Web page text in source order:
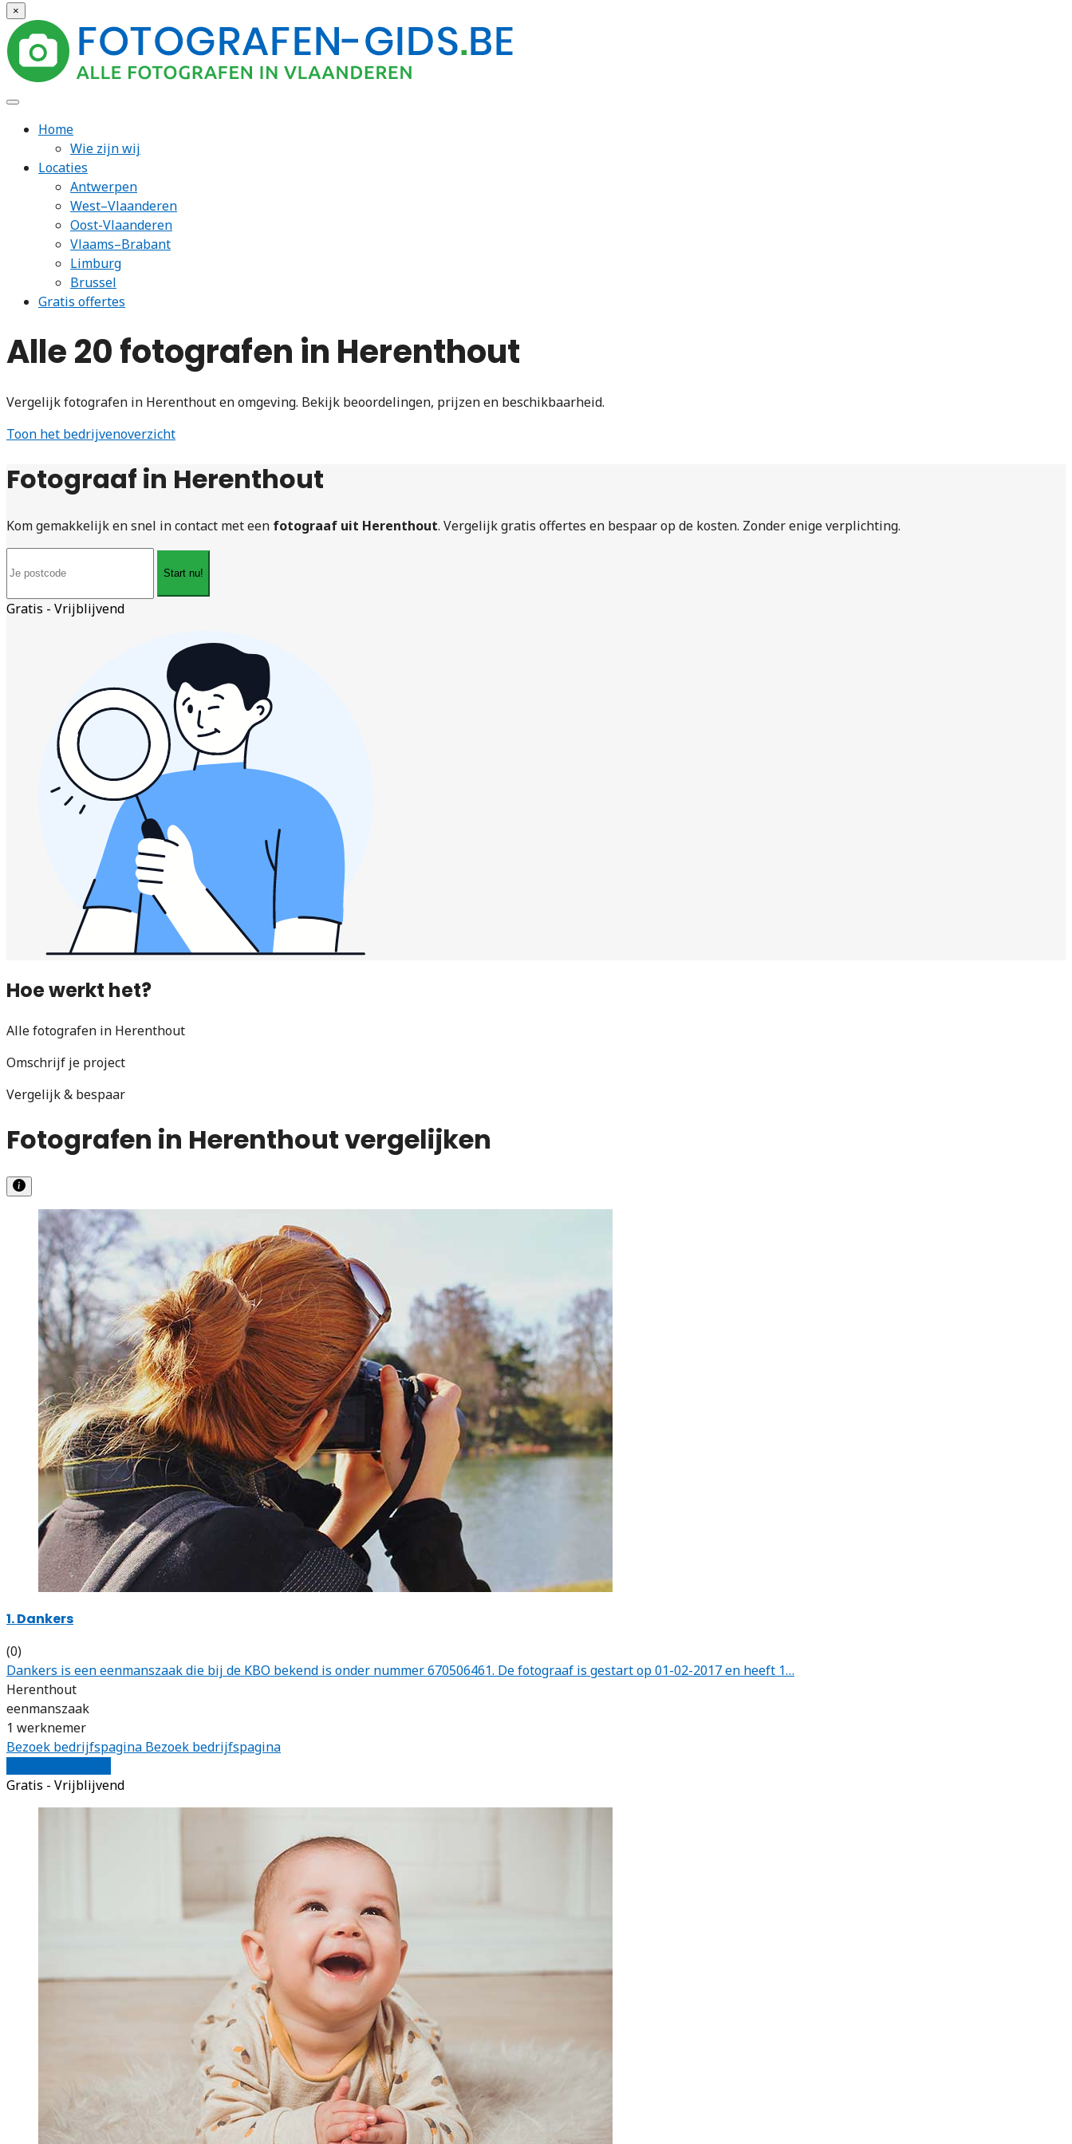
×
Home
Wie zijn wij
Locaties
Antwerpen
West–Vlaanderen
Oost-Vlaanderen
Vlaams–Brabant
Limburg
Brussel
Gratis offertes
Alle 20 fotografen in Herenthout
Vergelijk fotografen in Herenthout en omgeving. Bekijk beoordelingen, prijzen en beschikbaarheid.
Toon het bedrijvenoverzicht
Fotograaf in Herenthout
Kom gemakkelijk en snel in contact met een fotograaf uit Herenthout. Vergelijk gratis offertes en bespaar op de kosten. Zonder enige verplichting.
Start nu!
Gratis - Vrijblijvend
Hoe werkt het?
Alle fotografen in Herenthout
Omschrijf je project
Vergelijk & bespaar
Fotografen in Herenthout vergelijken
1. Dankers
(0)
Dankers is een eenmanszaak die bij de KBO bekend is onder nummer 670506461. De fotograaf is gestart op 01-02-2017 en heeft 1…
Herenthout
eenmanszaak
1 werknemer
Bezoek bedrijfspagina Bezoek bedrijfspagina
Gratis - Vrijblijvend